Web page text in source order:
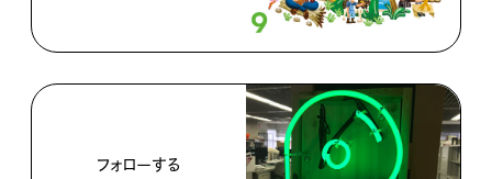
フォローする